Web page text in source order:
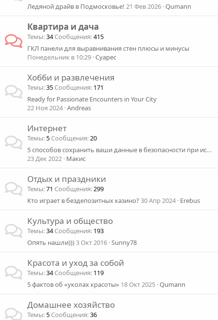
Ледяной драйв в Подмосковье! 21 Фев 2026 Qumann
Квартира и дача
Темы 34 Сообщения 415
ГКЛ панели для выравнивания стен плюсы и минусы
Понедельник в 10:29 Суарес
Хобби и развлечения
Темы 35 Сообщения 171
Ready for Passionate Encounters in Your City
22 Ноя 2024 Andreas
Интернет
Темы 5 Сообщения 20
5 способов сохранить ваши данные в безопасности при использовании общедоступного Wi-Fi
23 Дек 2022 Макис
Отдых и праздники
Темы 71 Сообщения 299
Кто играет в бездепозитных казино?30 Апр 2024 Erebus
Культура и общество
Темы 34 Сообщения 193
Опять нашли)))3 Окт 2016 Sunny78
Красота и уход за собой
Темы 34 Сообщения 119
5 фактов об «уколах красоты» 18 Окт 2025 Qumann
Домашнее хозяйство
Темы 5 Сообщения 36